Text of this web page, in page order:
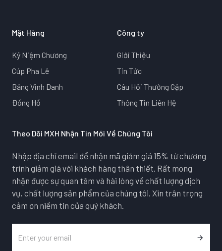
Mặt Hàng
Kỷ Niệm Chương
Cúp Pha Lê
Bảng Vinh Danh
Đồng Hồ
Công ty
Giới Thiệu
Tin Tức
Câu Hỏi Thường Gặp
Thông Tin Liên Hệ
Theo Dõi MXH Nhận Tin Mới Về Chúng Tôi
Nhập địa chỉ email để nhận mã giảm giá 15% từ chương
trình giảm giá với khách hàng thân thiết. Rất mong
nhận được sự quan tâm và hài lòng về chất lượng dịch
vụ, chất lượng sản phẩm của chúng tôi. Xin trân trọng
cảm ơn niềm tin của quý khách.